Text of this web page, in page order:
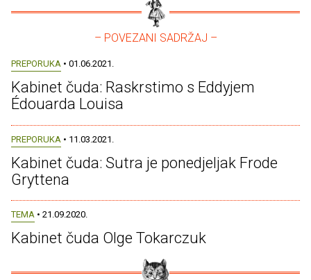
– POVEZANI SADRŽAJ –
PREPORUKA • 01.06.2021.
Kabinet čuda: Raskrstimo s Eddyjem
Édouarda Louisa
PREPORUKA • 11.03.2021.
Kabinet čuda: Sutra je ponedjeljak Frode
Gryttena
TEMA • 21.09.2020.
Kabinet čuda Olge Tokarczuk